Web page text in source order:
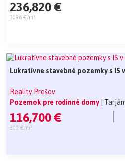
236,820 €
3096 €/m²
Lukratívne stavebné pozemky s IS
Reality Prešov
Pozemok pre rodinné domy
|
116,700 €
300 €/m²